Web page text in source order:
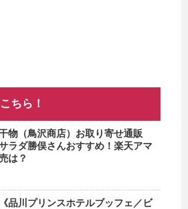
ちら！
物（鳥沢商店）お取り寄せ通販
ラダ勝俣さんおすすめ！楽天アマ
は？
品川プリンスホテルブッフェ／ビ